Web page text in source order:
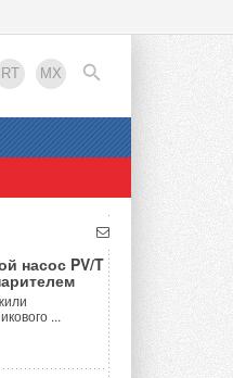
RT MX
EN
насос PV/T
...